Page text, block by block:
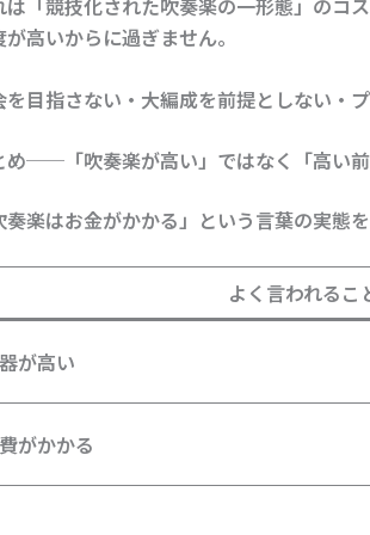
は「競技化された吹奏楽の一形態」のコ
が高いからに過ぎません。
を目指さない・大編成を前提としない
め──「吹奏楽が高い」ではなく「高い
奏楽はお金がかかる」という言葉の実態
よく言われるこ
が高い
がかかる